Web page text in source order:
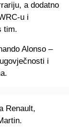
a dodatno
u i
tim.
Alonso –
i
Renault,